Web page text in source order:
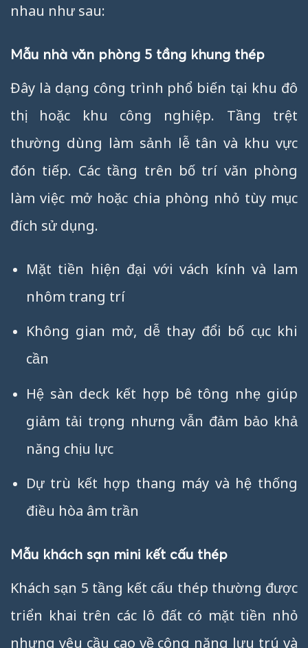
nhau như sau:
Mẫu nhà văn phòng 5 tầng khung thép
Đây là dạng công trình phổ biến tại khu đô
thị hoặc khu công nghiệp. Tầng trệt
thường dùng làm sảnh lễ tân và khu vực
đón tiếp. Các tầng trên bố trí văn phòng
làm việc mở hoặc chia phòng nhỏ tùy mục
đích sử dụng.
Mặt tiền hiện đại với vách kính và lam
nhôm trang trí
Không gian mở, dễ thay đổi bố cục khi
cần
Hệ sàn deck kết hợp bê tông nhẹ giúp
giảm tải trọng nhưng vẫn đảm bảo khả
năng chịu lực
Dự trù kết hợp thang máy và hệ thống
điều hòa âm trần
Mẫu khách sạn mini kết cấu thép
Khách sạn 5 tầng kết cấu thép thường được
triển khai trên các lô đất có mặt tiền nhỏ
nhưng yêu cầu cao về công năng lưu trú và